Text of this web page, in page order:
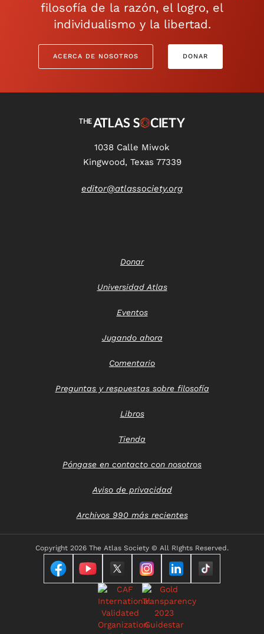
filosofía de la razón, el logro, el
individualismo y la libertad.
ACERCA DE NOSOTROS DONAR
1038 Calle Miwok
Kingwood, Texas 77339
editor@atlassociety.org
Donar
Universidad Atlas
Eventos
Jugando ahora
Comentario
Preguntas y respuestas sobre filosofía
Libros
Tienda
Póngase en contacto con nosotros
Aviso de privacidad
Archivos 990 más recientes
Copyright 2026 The Atlas Society © All RIghts Reserved.